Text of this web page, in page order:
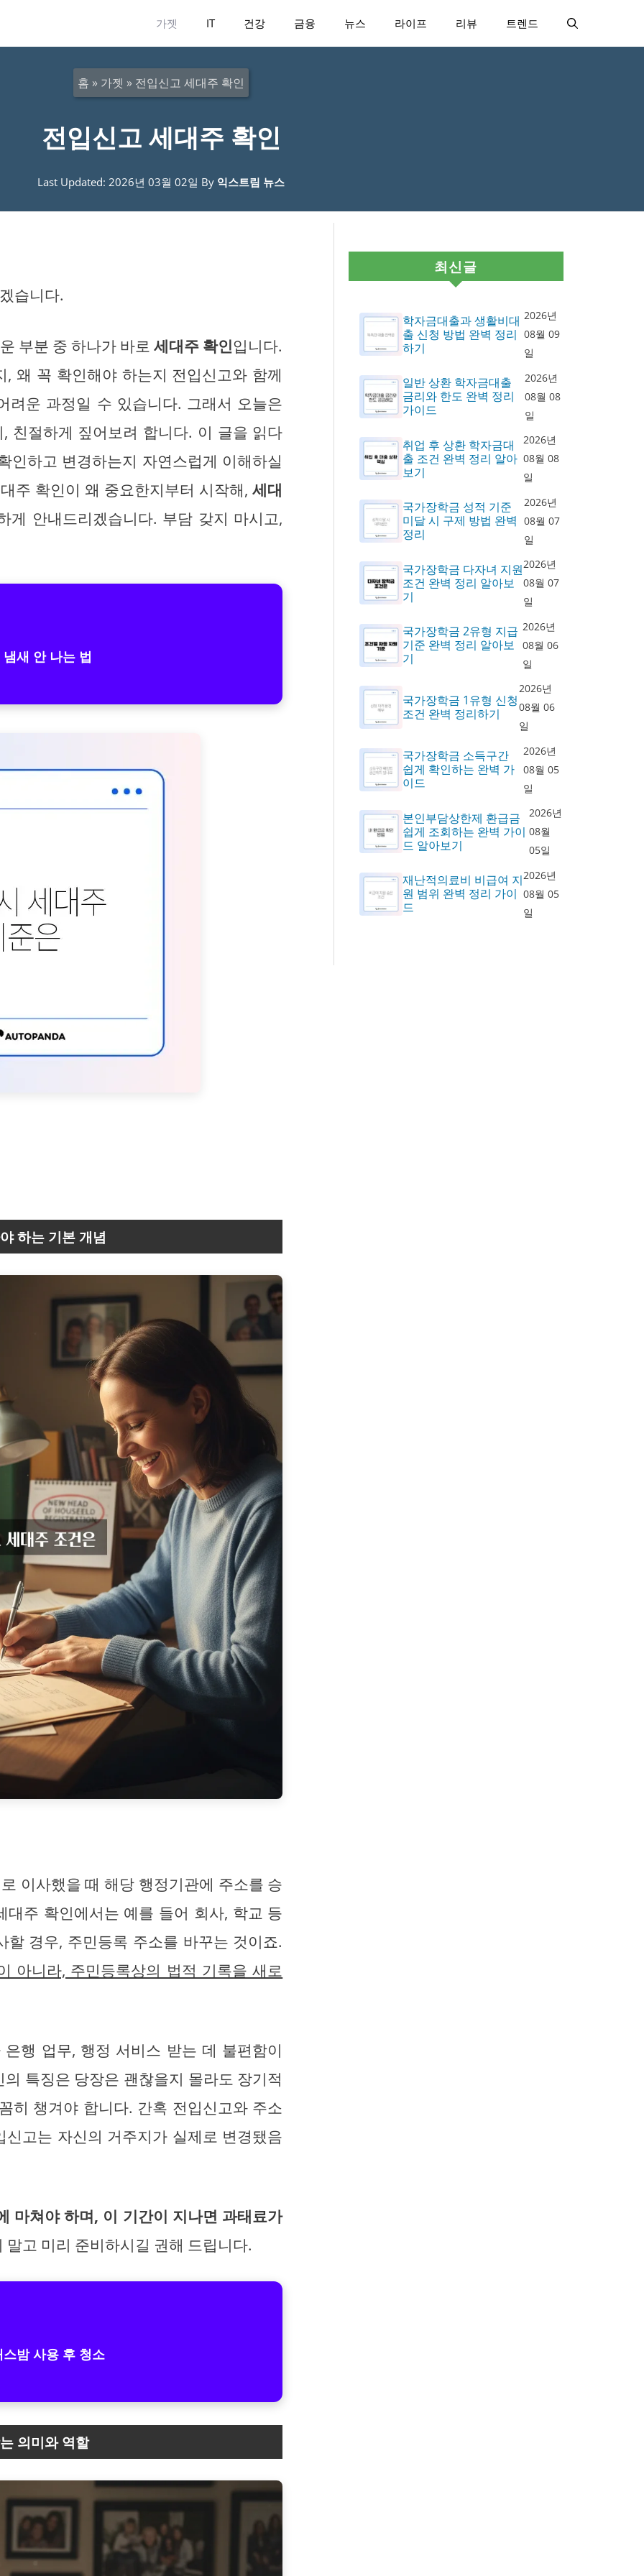
가젯 IT 건강 금융 뉴스 라이프 리뷰 트렌드
홈 » 가젯 » 전입신고 세대주 확인
전입신고 세대주 확인
Last Updated: 2026년 03월 02일 By 익스트림 뉴스
습니다.
부분 중 하나가 바로세대주 확인입니다.
왜 꼭 확인해야 하는지 전입신고와 함께
려운 과정일 수 있습니다. 그래서 오늘은
친절하게 짚어보려 합니다. 이 글을 읽다
인하고 변경하는지 자연스럽게 이해하실
주 확인이 왜 중요한지부터 시작해,세대
안내드리겠습니다. 부담 갖지 마시고,
새 안 나는 법
하는 기본 개념
이사했을 때 해당 행정기관에 주소를 승
주 확인에서는 예를 들어 회사, 학교 등
경우, 주민등록 주소를 바꾸는 것이죠.
아니라, 주민등록상의 법적 기록을 새로
행 업무, 행정 서비스 받는 데 불편함이
특징은 당장은 괜찮을지 몰라도 장기적
히 챙겨야 합니다. 간혹 전입신고와 주소
고는 자신의 거주지가 실제로 변경됐음
마쳐야 하며, 이 기간이 지나면 과태료가
고 미리 준비하시길 권해 드립니다.
밤 사용 후 청소
의미와 역할
최신글
학자금대출과 생활비대
출 신청 방법 완벽 정리
하기
2026년
08월 09
일
일반 상환 학자금대출
금리와 한도 완벽 정리
가이드
2026년
08월 08
일
취업 후 상환 학자금대
출 조건 완벽 정리 알아
보기
2026년
08월 08
일
국가장학금 성적 기준
미달 시 구제 방법 완벽
정리
2026년
08월 07
일
국가장학금 다자녀 지원
조건 완벽 정리 알아보
기
2026년
08월 07
일
국가장학금 2유형 지급
기준 완벽 정리 알아보
기
2026년
08월 06
일
국가장학금 1유형 신청
조건 완벽 정리하기
2026년
08월 06
일
국가장학금 소득구간
쉽게 확인하는 완벽 가
이드
2026년
08월 05
일
본인부담상한제 환급금
쉽게 조회하는 완벽 가이
드 알아보기
2026년
08월
05일
재난적의료비 비급여 지
원 범위 완벽 정리 가이
드
2026년
08월 05
일